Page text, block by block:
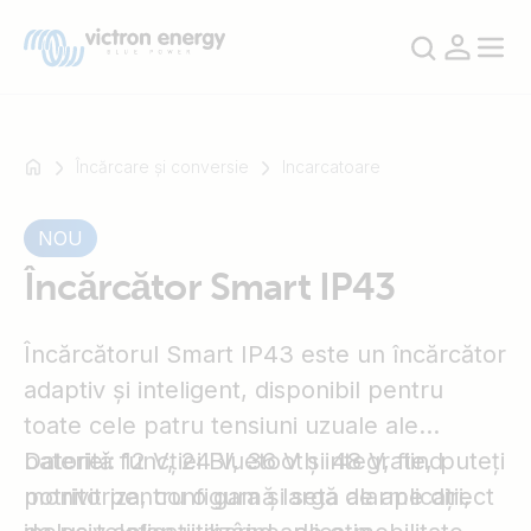
exemplu
SmartSolar
Multiplus-
Orion
XS
SmartShunt
Încărcare și conversie Incarcatoare
NOU
Încărcător Smart IP43
Încărcătorul Smart IP43 este un încărcător
adaptiv și inteligent, disponibil pentru
toate cele patru tensiuni uzuale ale
bateriei: 12 V, 24 V, 36 V și 48 V, fiind
potrivit pentru o gamă largă de aplicații,
Datorită funcției Bluetooth integrate, puteți
monitoriza, configura și seta alarme direct